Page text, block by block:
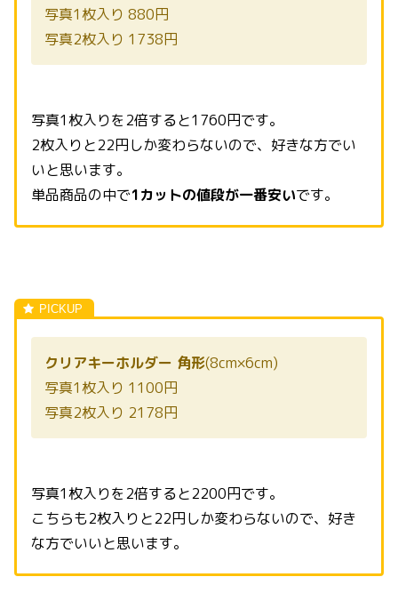
写真1枚入り 880円
写真2枚入り 1738円
写真1枚入りを2倍すると1760円です。
2枚入りと22円しか変わらないので、好きな方でい
いと思います。
単品商品の中で1カットの値段が一番安いです。
クリアキーホルダー 角形(8cm×6cm)
写真1枚入り 1100円
写真2枚入り 2178円
写真1枚入りを2倍すると2200円です。
こちらも2枚入りと22円しか変わらないので、好き
な方でいいと思います。